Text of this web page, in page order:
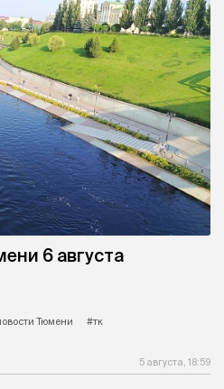
6 августа
Тюмени #тк
5 августа, 18:59